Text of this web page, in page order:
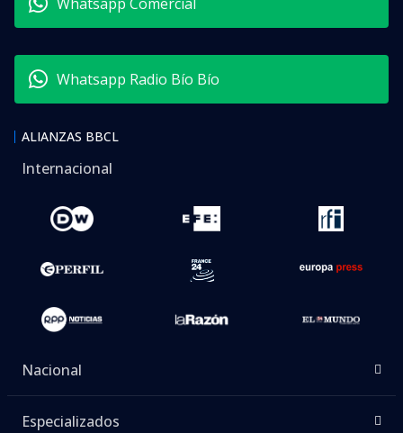
Whatsapp Radio Bío Bío
ALIANZAS BBCL
Internacional
Nacional
Especializados